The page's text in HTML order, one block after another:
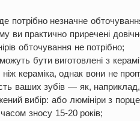
потрібно незначне
практично приречені
обточування не потрібно;
бути виготовлені з
кераміка, однак вони не
ваших зубів — як,
вибір: або люмініри з
зносу 15-20 років;